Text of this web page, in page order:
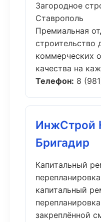
Загородное
Ставрополь
Премиальная
строительство
коммерческих
качества на
Телефон: 8
ИнжСтрой
Бригадир
Капитальный
капитальный
закреплённой